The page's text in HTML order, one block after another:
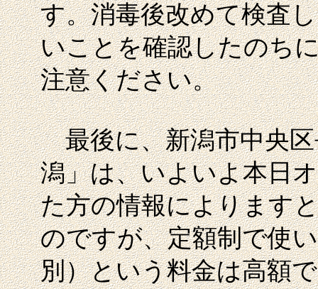
す。消毒後改めて検査
いことを確認したのち
注意ください。
最後に、新潟市中央区
潟」は、いよいよ本日
た方の情報によります
のですが、定額制で使
別）という料金は高額